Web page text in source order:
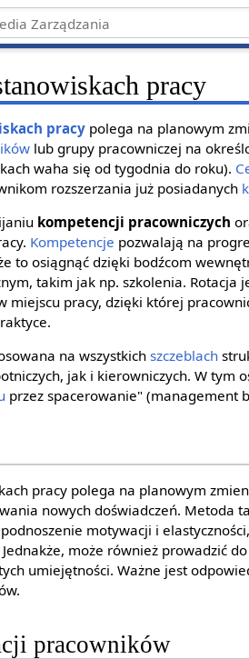
pracy
pracy polega na planowym
lub grupy pracowniczej na
waha się od tygodnia do roku).
rozszerzania już posiadanych
kompetencji pracowniczych
Kompetencje pozwalają na
to osiągnąć dzięki bodźcom
takim jak np. szkolenia. Rotacja
miejscu pracy, dzięki której
na wszystkichszczeblach
jak i kierowniczych. W
przez spacerowanie" (management
pracy polega na planowym
nowych doświadczeń. Metoda
motywacji i
może również prowadzić
umiejętności. Ważne jest
pracowników